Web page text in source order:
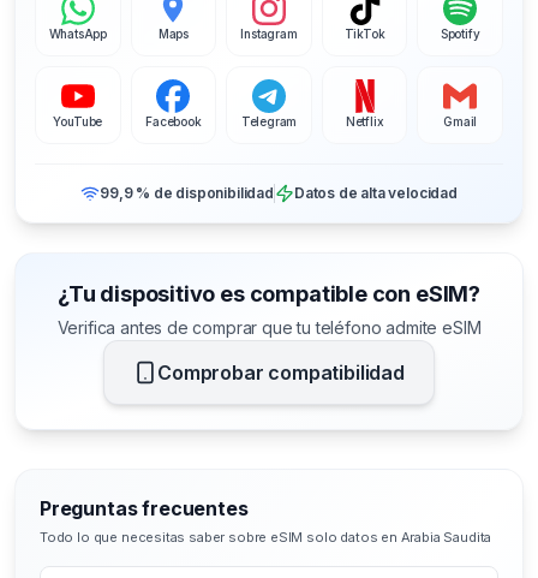
WhatsApp Maps Instagram TikTok Spotify
YouTube Facebook Telegram Netflix Gmail
99,9 % de disponibilidad Datos de alta velocidad
¿Tu dispositivo es compatible con eSIM?
Verifica antes de comprar que tu teléfono admite eSIM
Comprobar compatibilidad
Preguntas frecuentes
Todo lo que necesitas saber sobre eSIM solo datos en Arabia Saudita